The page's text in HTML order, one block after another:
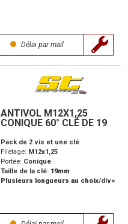
Délai par mail
ANTIVOL M12X1,25
CONIQUE 60° CLÉ DE 19
Pack de 2 vis et une clé
Filetage: M12x1,25
Portée: Conique
Taille de la clé: 19mm
Plusieurs longueurs au choix/div>